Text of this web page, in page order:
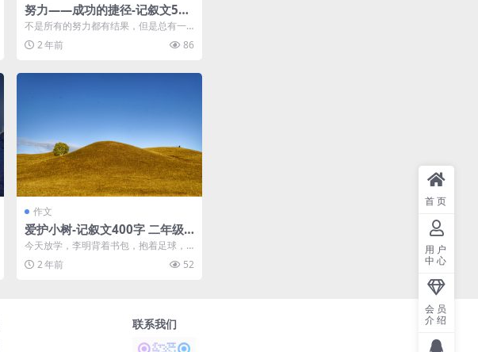
努力——成功的捷径-记叙文550
字
不是所有的努力都有结果，但是总有一
些努力，能在冰冷坚硬的土壤中，绽放
出十万朵野玫...
2 年前 86
作文
爱护小树-记叙文400字 二年级
作文范文
今天放学，李明背着书包，抱着足球，
第一个跑出了教室。他自言自语地说：
“今天老师没...
2 年前 52
联系我们
首页
用户
中心
会员
介绍